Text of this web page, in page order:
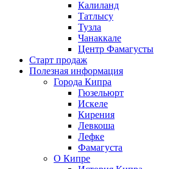
Калиланд
Татлысу
Тузла
Чанаккале
Центр Фамагусты
Старт продаж
Полезная информация
Города Кипра
Гюзельюрт
Искеле
Кирения
Левкоша
Лефке
Фамагуста
О Кипре